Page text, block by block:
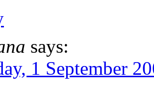
says:
1 September